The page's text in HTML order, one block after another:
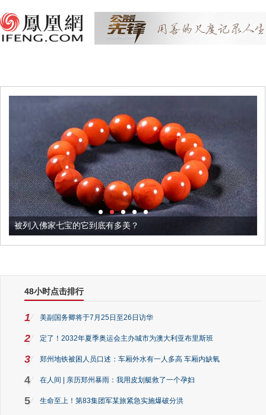
被列入佛家七宝的它到底有多美？
48小时点击排行
1 美副国务卿将于7月25日至26日访华
2 定了！2032年夏季奥运会主办城市为澳大利亚布里斯班
3 郑州地铁被困人员口述：车厢外水有一人多高 车厢内缺氧
4 在人间 | 亲历郑州暴雨：我用皮划艇救了一个孕妇
5 生命至上！第83集团军某旅紧急实施爆破分洪